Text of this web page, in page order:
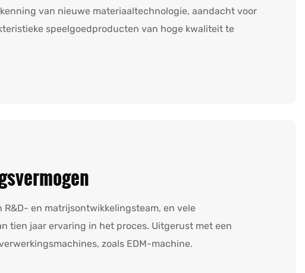
van nieuwe materiaaltechnologie, aandacht voor
speelgoedproducten van hoge kwaliteit te
R&D- en matrijsontwikkelingsteam, en vele
tien jaar ervaring in het proces. Uitgerust met een
zoals EDM-machine.